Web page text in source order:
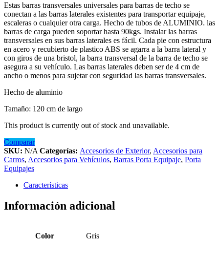
Estas barras transversales universales para barras de techo se
conectan a las barras laterales existentes para transportar equipaje,
escaleras o cualquier otra carga. Hecho de tubos de ALUMINIO. las
barras de carga pueden soportar hasta 90kgs. Instalar las barras
transversales en sus barras laterales es fácil. Cada pie con estructura
en acero y recubierto de plastico ABS se agarra a la barra lateral y
con giros de una bristol, la barra transversal de la barra de techo se
asegura a su vehículo. Las barras laterales deben ser de 4 cm de
ancho o menos para sujetar con seguridad las barras transversales.
Hecho de aluminio
Tamaño: 120 cm de largo
This product is currently out of stock and unavailable.
Comparar
SKU: N/A Categorías: Accesorios de Exterior, Accesorios para
Carros, Accesorios para Vehículos, Barras Porta Equipaje, Porta
Equipajes
Características
Información adicional
Color Gris